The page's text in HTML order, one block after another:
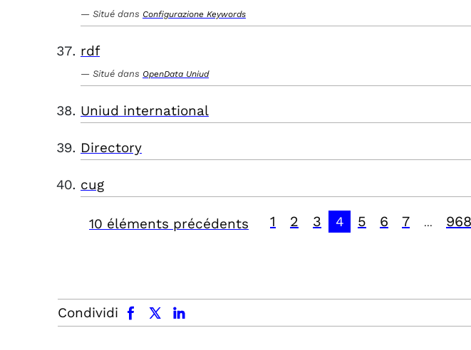
Situé dans Configurazione Keywords
rdf
Situé dans OpenData Uniud
Uniud international
Directory
cug
10 éléments précédents 1 2 3 4 5 6 7
Condividi
facebook x.com linkedin